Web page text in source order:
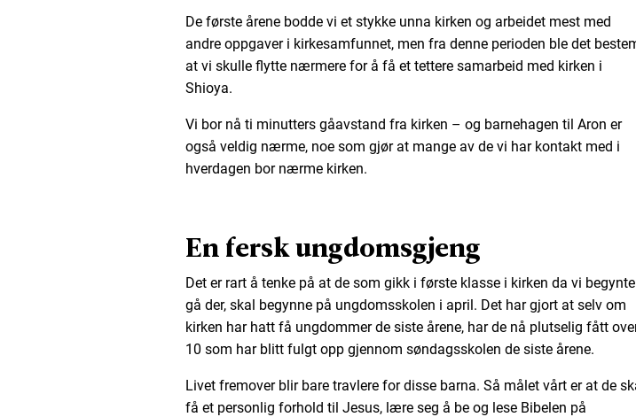
De første årene bodde vi et stykke unna kirken og arbeidet mest med
andre oppgaver i kirkesamfunnet, men fra denne perioden ble det
at vi skulle flytte nærmere for å få et tettere samarbeid med kirken i
Shioya.
Vi bor nå ti minutters gåavstand fra kirken – og barnehagen til Aron er
også veldig nærme, noe som gjør at mange av de vi har kontakt med i
hverdagen bor nærme kirken.
En fersk ungdomsgjeng
Det er rart å tenke på at de som gikk i første klasse i kirken da vi
gå der, skal begynne på ungdomsskolen i april. Det har gjort at selv om
kirken har hatt få ungdommer de siste årene, har de nå plutselig fått
10 som har blitt fulgt opp gjennom søndagsskolen de siste årene.
Livet fremover blir bare travlere for disse barna. Så målet vårt er at de
få et personlig forhold til Jesus, lære seg å be og lese Bibelen på